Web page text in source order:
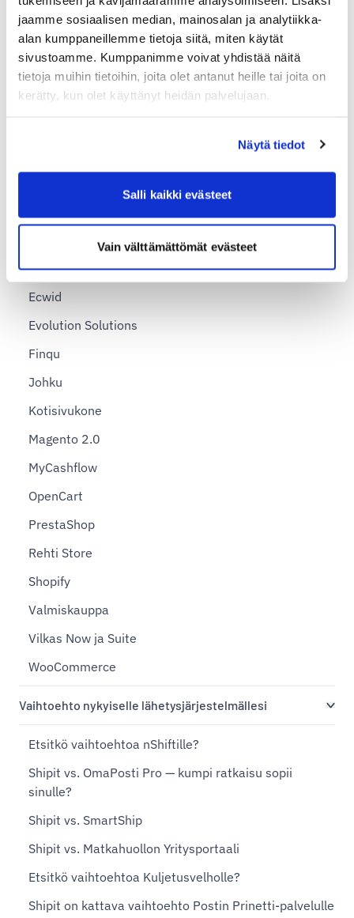
jaamme sosiaalisen median, mainosalan ja analytiikka-
alan kumppaneillemme tietoja siitä, miten käytät
sivustoamme. Kumppanimme voivat yhdistää näitä
tietoja muihin tietoihin, joita olet antanut heille tai joita on
kerätty, kun olet käyttänyt heidän palvelujaan.
Näytä tiedot
Salli kaikki evästeet
Vain välttämättömät evästeet
Paketin lähettäminen Norjaan
Paketin lähettäminen Ruotsiin
Paketin lähettäminen Saksaan
Paketin lähettäminen Saudi-Arabiaan
AI Commerce
Clover Shop
Ecwid
Evolution Solutions
Finqu
Johku
Kotisivukone
Magento 2.0
MyCashflow
OpenCart
PrestaShop
Rehti Store
Shopify
Valmiskauppa
Vilkas Now ja Suite
WooCommerce
Vaihtoehto nykyiselle lähetysjärjestelmällesi
Etsitkö vaihtoehtoa nShiftille?
Shipit vs. OmaPosti Pro — kumpi ratkaisu sopii
sinulle?
Shipit vs. SmartShip
Shipit vs. Matkahuollon Yritysportaali
Etsitkö vaihtoehtoa Kuljetusvelholle?
Shipit on kattava vaihtoehto Postin Prinetti-palvelulle